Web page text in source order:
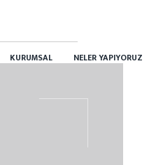
KURUMSAL NELER YAPIYORUZ